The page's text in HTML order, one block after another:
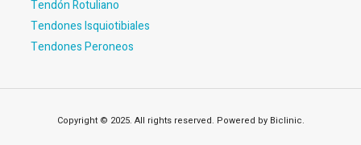
Tendón Rotuliano
Tendones Isquiotibiales
Tendones Peroneos
Copyright © 2025. All rights reserved. Powered by Biclinic.